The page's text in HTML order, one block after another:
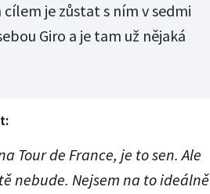
je zůstat s ním v sedmi
Giro a je tam už nějaká
Tour de France, je to sen. Ale
nebude. Nejsem na to ideálně